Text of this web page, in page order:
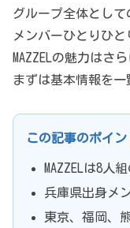
グループ全体として
メンバーひとりひと
MAZZELの魅力はさ
まずは基本情報を一
この記事のポイン
MAZZELは8人
兵庫県出身メ
東京、福岡、